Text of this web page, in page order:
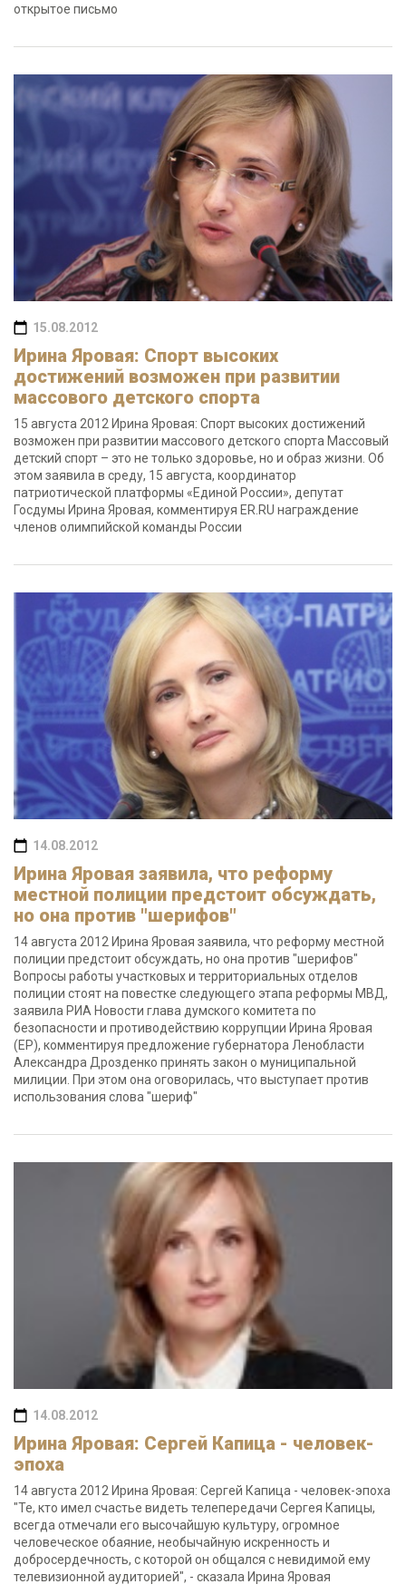
открытое письмо
15.08.2012
Ирина Яровая: Спорт высоких
достижений возможен при развитии
массового детского спорта
15 августа 2012 Ирина Яровая: Спорт высоких достижений
возможен при развитии массового детского спорта Массовый
детский спорт – это не только здоровье, но и образ жизни. Об
этом заявила в среду, 15 августа, координатор
патриотической платформы «Единой России», депутат
Госдумы Ирина Яровая, комментируя ER.RU награждение
членов олимпийской команды России
14.08.2012
Ирина Яровая заявила, что реформу
местной полиции предстоит обсуждать,
но она против "шерифов"
14 августа 2012 Ирина Яровая заявила, что реформу местной
полиции предстоит обсуждать, но она против "шерифов"
Вопросы работы участковых и территориальных отделов
полиции стоят на повестке следующего этапа реформы МВД,
заявила РИА Новости глава думского комитета по
безопасности и противодействию коррупции Ирина Яровая
(ЕР), комментируя предложение губернатора Ленобласти
Александра Дрозденко принять закон о муниципальной
милиции. При этом она оговорилась, что выступает против
использования слова "шериф"
14.08.2012
Ирина Яровая: Сергей Капица - человек-
эпоха
14 августа 2012 Ирина Яровая: Сергей Капица - человек-эпоха
"Те, кто имел счастье видеть телепередачи Сергея Капицы,
всегда отмечали его высочайшую культуру, огромное
человеческое обаяние, необычайную искренность и
добросердечность, с которой он общался с невидимой ему
телевизионной аудиторией", - сказала Ирина Яровая